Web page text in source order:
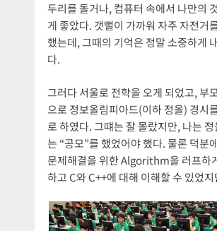
두리를 돌거나, 컴퓨터 속에서 나만의
게 좋았다. 갯뻘이 가까워 자주 자전거
했는데, 그때의 기억은 정말 소중하게
다.
그러다 서울로 전학을 오게 되었고, 부
으로 정보올림피아드(이하 정올) 경시
로 하였다. 그떄는 잘 몰랐지만, 나는
는 “공모”를 했었어야 했다. 물론 덕분
문제해결을 위한 Algorithm을 러프하
하고 C와 C++에 대해 이해할 수 있었지